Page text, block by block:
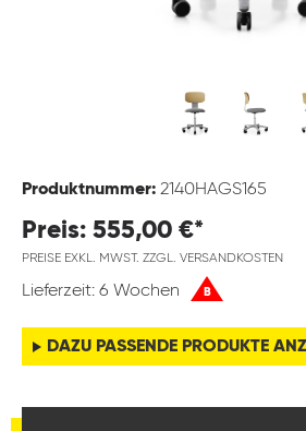
Produktnummer: 2140HAGS165
Preis: 555,00 €*
PREISE EXKL. MWST. ZZGL. VERSANDKOSTEN
Lieferzeit: 6 Wochen B
DAZU PASSENDE PRODUKTE